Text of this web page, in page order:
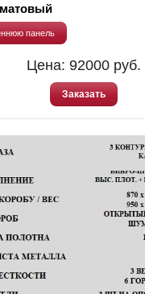
панель
Цена: 92000 руб.
Заказать